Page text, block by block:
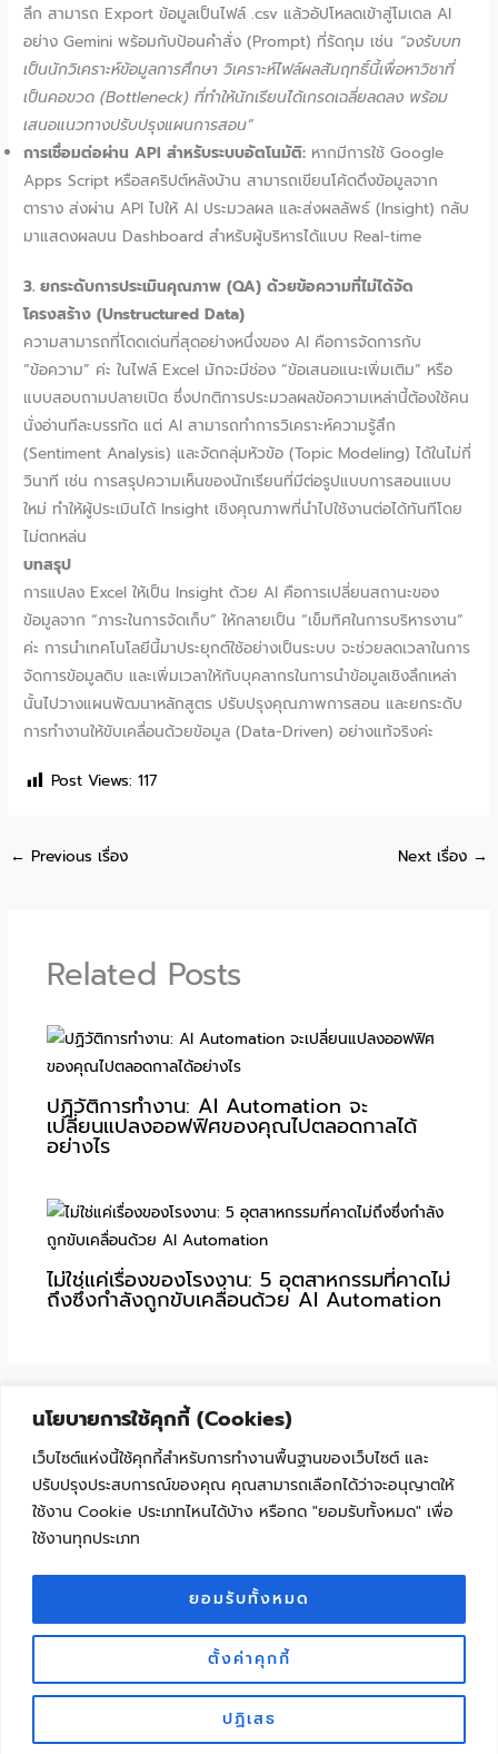
นโยบายการใช้คุกกี้ (Cookies)
เว็บไซต์แห่งนี้ใช้คุกกี้สำหรับการทำงานพื้นฐานของเว็บไซต์ และ
ปรับปรุงประสบการณ์ของคุณ คุณสามารถเลือกได้ว่าจะอนุญาตให้
ใช้งาน Cookie ประเภทไหนได้บ้าง หรือกด "ยอมรับทั้งหมด" เพื่อ
ใช้งานทุกประเภท
ตั้งค่าคุกกี้
ปฏิเสธ
ยอมรับทั้งหมด
ลึก สามารถ Export ข้อมูลเป็นไฟล์ .csv แล้วอัปโหลดเข้าสู่โมเดล AI
อย่าง Gemini พร้อมกับป้อนคำสั่ง (Prompt) ที่รัดกุม เช่น “จงรับบท
เป็นนักวิเคราะห์ข้อมูลการศึกษา วิเคราะห์ไฟล์ผลสัมฤทธิ์นี้เพื่อหาวิชาที่
เป็นคอขวด (Bottleneck) ที่ทำให้นักเรียนได้เกรดเฉลี่ยลดลง พร้อม
เสนอแนวทางปรับปรุงแผนการสอน”
การเชื่อมต่อผ่าน API สำหรับระบบอัตโนมัติ: หากมีการใช้ Google
Apps Script หรือสคริปต์หลังบ้าน สามารถเขียนโค้ดดึงข้อมูลจาก
ตาราง ส่งผ่าน API ไปให้ AI ประมวลผล และส่งผลลัพธ์ (Insight) กลับ
มาแสดงผลบน Dashboard สำหรับผู้บริหารได้แบบ Real-time
3. ยกระดับการประเมินคุณภาพ (QA) ด้วยข้อความที่ไม่ได้จัด
โครงสร้าง (Unstructured Data)
ความสามารถที่โดดเด่นที่สุดอย่างหนึ่งของ AI คือการจัดการกับ
“ข้อความ” ค่ะ ในไฟล์ Excel มักจะมีช่อง “ข้อเสนอแนะเพิ่มเติม” หรือ
แบบสอบถามปลายเปิด ซึ่งปกติการประมวลผลข้อความเหล่านี้ต้องใช้คน
นั่งอ่านทีละบรรทัด แต่ AI สามารถทำการวิเคราะห์ความรู้สึก
(Sentiment Analysis) และจัดกลุ่มหัวข้อ (Topic Modeling) ได้ในไม่กี่
วินาที เช่น การสรุปความเห็นของนักเรียนที่มีต่อรูปแบบการสอนแบบ
ใหม่ ทำให้ผู้ประเมินได้ Insight เชิงคุณภาพที่นำไปใช้งานต่อได้ทันทีโดย
ไม่ตกหล่น
บทสรุป
การแปลง Excel ให้เป็น Insight ด้วย AI คือการเปลี่ยนสถานะของ
ข้อมูลจาก “ภาระในการจัดเก็บ” ให้กลายเป็น “เข็มทิศในการบริหารงาน”
ค่ะ การนำเทคโนโลยีนี้มาประยุกต์ใช้อย่างเป็นระบบ จะช่วยลดเวลาในการ
จัดการข้อมูลดิบ และเพิ่มเวลาให้กับบุคลากรในการนำข้อมูลเชิงลึกเหล่า
นั้นไปวางแผนพัฒนาหลักสูตร ปรับปรุงคุณภาพการสอน และยกระดับ
การทำงานให้ขับเคลื่อนด้วยข้อมูล (Data-Driven) อย่างแท้จริงค่ะ
Post Views: 117
← Previous เรื่อง Next เรื่อง →
Related Posts
ปฏิวัติการทำงาน: AI Automation จะ
เปลี่ยนแปลงออฟฟิศของคุณไปตลอดกาลได้
อย่างไร
ไม่ใช่แค่เรื่องของโรงงาน: 5 อุตสาหกรรมที่คาดไม่
ถึงซึ่งกำลังถูกขับเคลื่อนด้วย AI Automation
"เพราะเทคโนโลยีไม่ใช่เรื่องยาก ถ้าเริ่มเรียนรู้ไปด้วยกัน"
Copyright © 2026 ครูนักพัฒนา จุดประกายการเรียนรู้ด้วยเทคโนโลยี | KRUDEVTECH
Dev by Pichayanart Reerak